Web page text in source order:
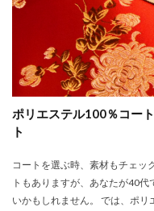
ポリエステル100％コー
ト
コートを選ぶ時、素材もチェッ
トもありますが、あなたが40
いかもしれません。 では、ポ